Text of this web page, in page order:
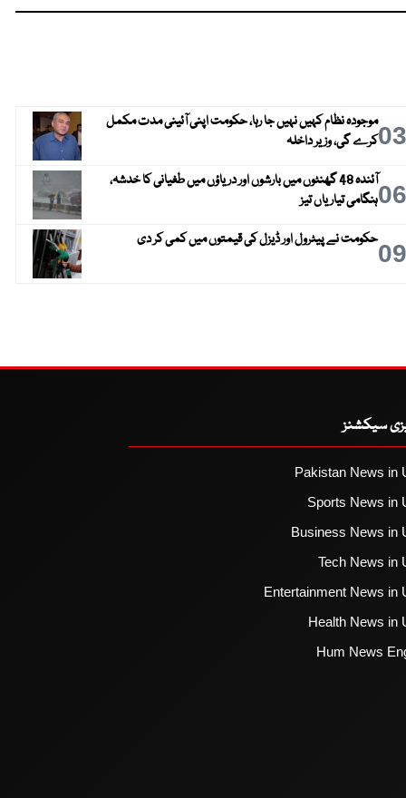
03موجودہ نظام کہیں نہیں جا رہا، حکومت اپنی آئینی مدت مکمل
کرے گی، وزیر داخلہ
06
آئندہ 48 گھنٹوں میں بارشوں اور دریاؤں میں طغیانی کا خدشہ،
ہنگامی تیاریاں تیز
09حکومت نے پیٹرول اور ڈیزل کی قیمتوں میں کمی کر دی
سیکشنز
Pakistan News in
Sports News in
Business News in
Tech News in
Entertainment News in
Health News in
Hum News